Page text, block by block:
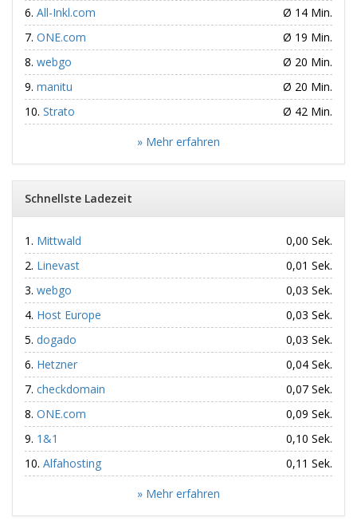
All-Inkl.com
Ø 14 Min.
ONE.com
Ø 19 Min.
webgo
Ø 20 Min.
manitu
Ø 20 Min.
Strato
Ø 42 Min.
» Mehr erfahren
Schnellste Ladezeit
Mittwald
0,00 Sek.
Linevast
0,01 Sek.
webgo
0,03 Sek.
Host Europe
0,03 Sek.
dogado
0,03 Sek.
Hetzner
0,04 Sek.
checkdomain
0,07 Sek.
ONE.com
0,09 Sek.
1&1
0,10 Sek.
Alfahosting
0,11 Sek.
» Mehr erfahren